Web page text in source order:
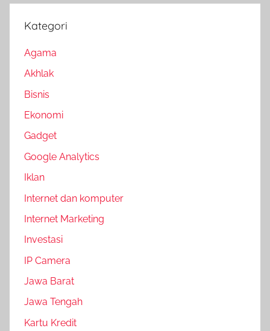
Kategori
Agama
Akhlak
Bisnis
Ekonomi
Gadget
Google Analytics
Iklan
Internet dan komputer
Internet Marketing
Investasi
IP Camera
Jawa Barat
Jawa Tengah
Kartu Kredit